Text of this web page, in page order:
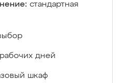
стандартная
дней
шкаф